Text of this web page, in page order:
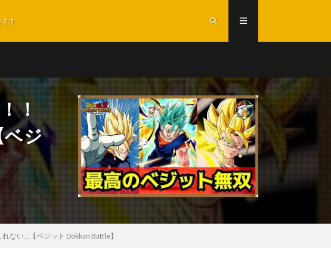
す
！
ベジ
ない…【ベジット Dokkan Battle】